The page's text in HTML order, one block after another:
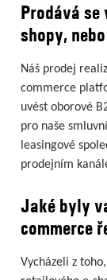
Prodává se
shopy,
Náš prodej
commerce
uvést oborové
pro naše
leasingové
prodejním
Jaké byly
commerce
Vycházeli z